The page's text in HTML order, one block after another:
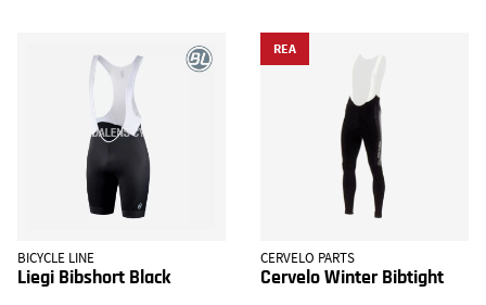
BICYCLE LINE
Liegi Bibshort Black
REA
CERVELO PARTS
Cervelo Winter Bibtight